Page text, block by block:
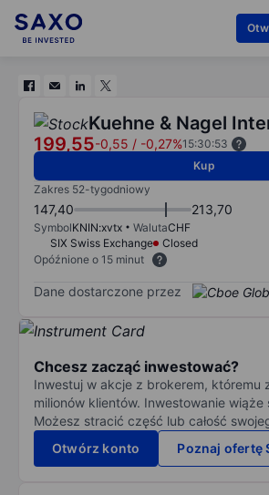
Kuehne & Nagel
199,55-0,55 / -0,27%15:30:53
Kup
Zakres 52-tygodniowy
147,40 213,70
SymbolKNIN:xvtx WalutaCHF
SIX Swiss Exchange
Closed
Opóźnione o 15 minut
Dane dostarczone przez
Chcesz zacząć inwestować?
Inwestuj w akcje z brokerem, któremu
milionów klientów. Inwestowanie wiąże
Możesz stracić część lub całość
Otwórz konto
Poznaj ofertę